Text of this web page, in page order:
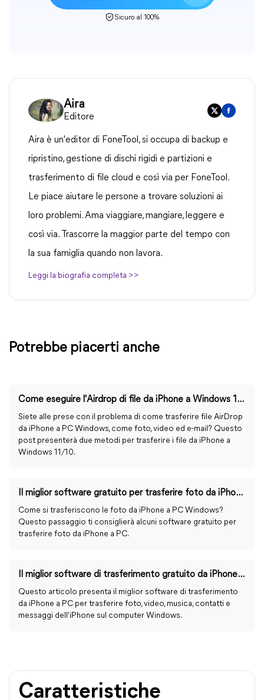
Sicuro al 100%
Aira
Editore
Aira è un'editor di FoneTool, si occupa di backup e
ripristino, gestione di dischi rigidi e partizioni e
trasferimento di file cloud e così via per FoneTool.
Le piace aiutare le persone a trovare soluzioni ai
loro problemi. Ama viaggiare, mangiare, leggere e
così via. Trascorre la maggior parte del tempo con
la sua famiglia quando non lavora.
Leggi la biografia completa >>
Potrebbe piacerti anche
Come eseguire l'Airdrop di file da iPhone a Windows 11/10 con facilità
Siete alle prese con il problema di come trasferire file AirDrop
da iPhone a PC Windows, come foto, video ed e-mail? Questo
post presenterà due metodi per trasferire i file da iPhone a
Windows 11/10.
Il miglior software gratuito per trasferire foto da iPhone a PC
Come si trasferiscono le foto da iPhone a PC Windows?
Questo passaggio ti consiglierà alcuni software gratuito per
trasferire foto da iPhone a PC.
Il miglior software di trasferimento gratuito da iPhone a PC
Questo articolo presenta il miglior software di trasferimento
da iPhone a PC per trasferire foto, video, musica, contatti e
messaggi dell'iPhone sul computer Windows.
Caratteristiche